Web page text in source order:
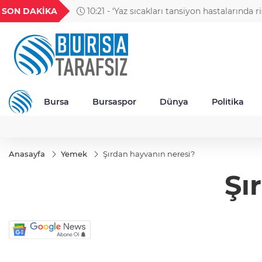
SON DAKİKA 10:21 - ‘Yaz sıcakları tansiyon hastalarında
18,2002
TND
16,2491
28,0626
0,0018
Bursa Bursaspor Dünya Politika
Anasayfa Yemek Şırdan hayvanın neresi?